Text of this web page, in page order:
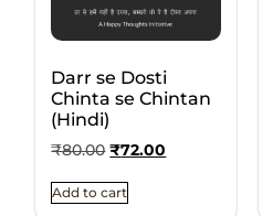
Darr se Dosti
Chinta se Chintan
(Hindi)
₹80.00 ₹72.00
Add to cart